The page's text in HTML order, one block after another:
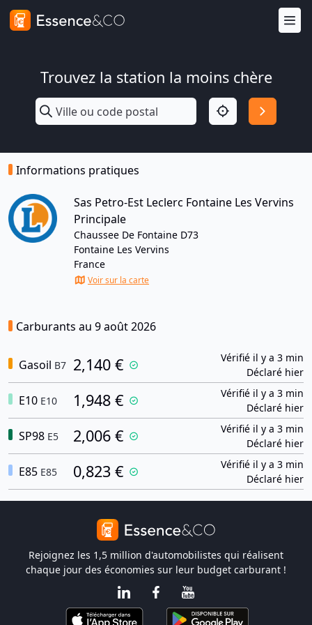
Trouvez la station la moins chère
Informations pratiques
Sas Petro-Est Leclerc Fontaine Les Vervins
Principale
Chaussee De Fontaine D73
Fontaine Les Vervins
France
Voir sur la carte
Carburants au 9 août 2026
Gasoil B7 2,140 €
Vérifié il y a 3 min
Déclaré hier
E10 E10 1,948 €
Vérifié il y a 3 min
Déclaré hier
SP98 E5 2,006 €
Vérifié il y a 3 min
Déclaré hier
E85 E85 0,823 €
Vérifié il y a 3 min
Déclaré hier
Rejoignez les 1,5 million d'automobilistes qui réalisent
chaque jour des économies sur leur budget carburant !